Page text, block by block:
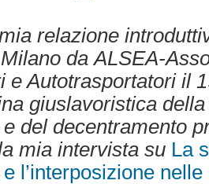
relazione
da ALSEA-
e Autotrasportatori il
giuslavoristica
e del decentramento
mia intervista su La
e l’interposizione